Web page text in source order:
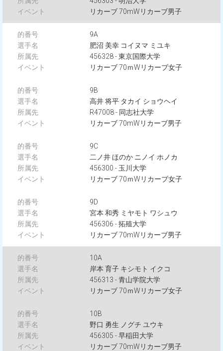
リカーブ 70mWリカーブ男子
9A
肥沼 美幸 コイヌマ ミユキ
456328 - 東京国際大学
リカーブ 70ｍWリカーブ女子
9B
高井 将平 タカイ ショウヘイ
R47008 - 同志社大学
リカーブ 70mWリカーブ男子
9C
二ノ井 ほのか ニノイ ホノカ
456300 - 玉川大学
リカーブ 70ｍWリカーブ女子
9D
宮本 和秀 ミヤモト ワシュウ
456306 - 拓殖大学
リカーブ 70mWリカーブ男子
10A
岸本 育子 キシモト イクコ
456313 - 青山学院大学
リカーブ 70ｍWリカーブ女子
10B
野口 勇生 ノグチ ユウキ
456305 - 早稲田大学
リカーブ 70mWリカーブ男子